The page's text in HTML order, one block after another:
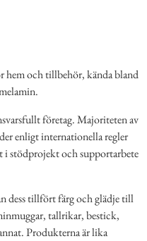
hem och tillbehör, kända bland
företag. Majoriteten av
enligt internationella regler
stödprojekt och supportarbete
dess tillfört färg och glädje till
tallrikar, bestick,
Produkterna är lika